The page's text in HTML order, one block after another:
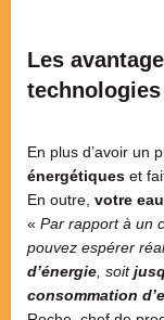
Les
technologies
En plus d’avoir un
énergétiques et
En outre, votre
« Par rapport à un
pouvez espérer
d’énergie, soit
consommation